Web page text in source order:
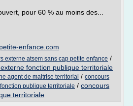
pour 60 % au moins des...
enfance.com
externe atsem sans cap petite enfance /
fonction publique territoriale
agent de maitrise territorial / concours
publique territoriale / concours
territoriale